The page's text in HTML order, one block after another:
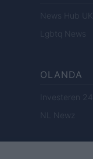
News Hub UK
Lgbtq News
OLANDA
Investeren 24
NL Newz